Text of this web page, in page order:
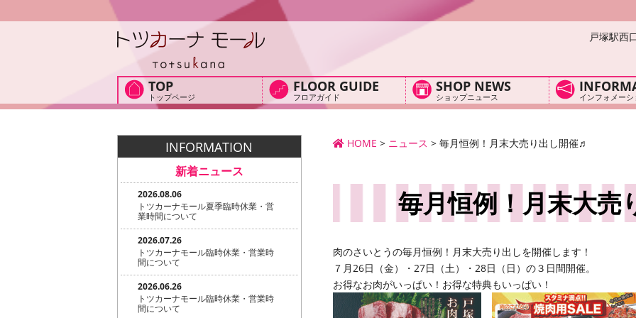
戸塚駅西
TOP
トップページ
FLOOR GUIDE
フロアガイド
SHOP NEWS
ショップニュース インフォメーシ
HOME > ニュース > 毎月恒例！月末大売り出し開催♬
毎月恒例！月末大
肉のさいとうの毎月恒例！月末大売り出しを開催します！
７月26日（金）・27日（土）・28日（日）の３日間開催。
お得なお肉がいっぱい！お得な特典もいっぱい！
INFORMATION
新着ニュース
2026.08.06
トツカーナモール夏季臨時休業・営
業時間について
2026.07.26
トツカーナモール臨時休業・営業時
間について
2026.06.26
トツカーナモール臨時休業・営業時
間について